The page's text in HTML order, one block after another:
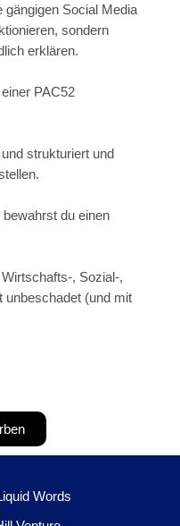
gängigen Social Media
sondern
erklären.
PAC52
strukturiert und
du einen
, Sozial-,
(und mit
Words